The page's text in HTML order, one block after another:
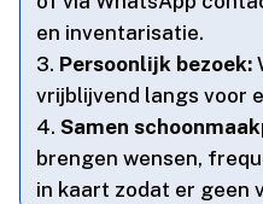
en inventarisatie.​
Persoonlijk bezoek:
vrijblijvend langs voor
Samen
brengen wensen,
in kaart zodat er geen